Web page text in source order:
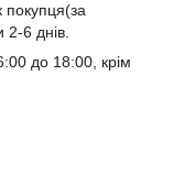
6 днів.
до 18:00, крім